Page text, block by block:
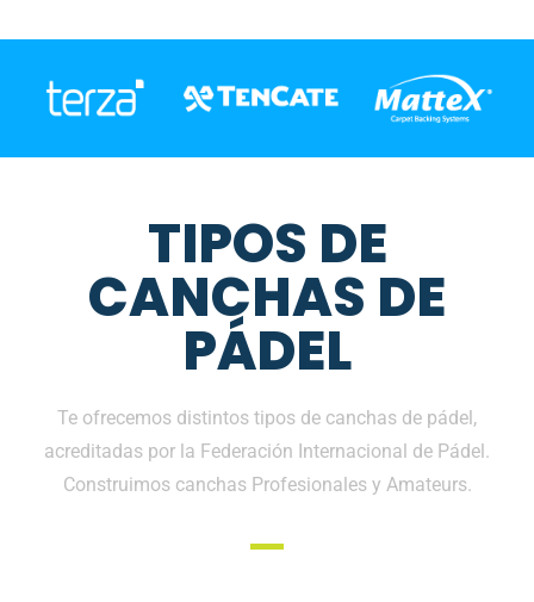
TIPOS DE
CANCHAS DE
PÁDEL
Te ofrecemos distintos tipos de canchas de pádel,
acreditadas por la Federación Internacional de Pádel.
Construimos canchas Profesionales y Amateurs.